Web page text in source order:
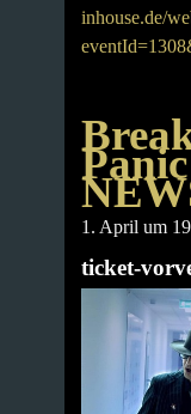
inhouse.de/
Panic
1. April um
ticket-